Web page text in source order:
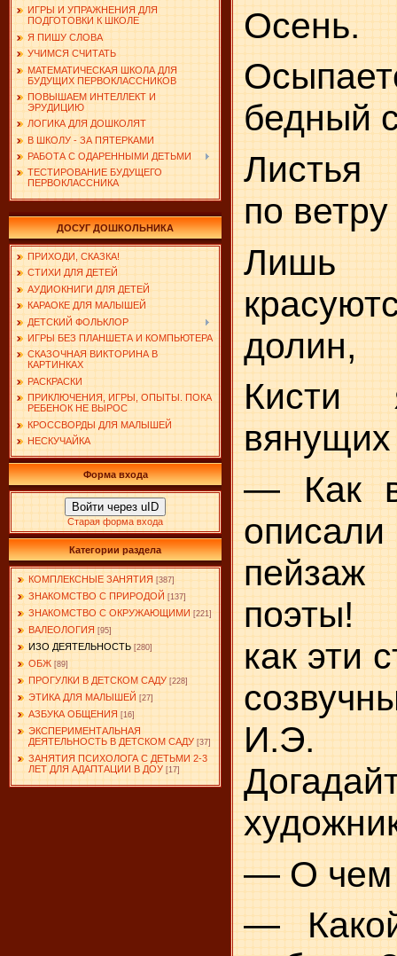
ИГРЫ И УПРАЖНЕНИЯ ДЛЯ
ПОДГОТОВКИ К ШКОЛЕ
Я ПИШУ СЛОВА
УЧИМСЯ СЧИТАТЬ
МАТЕМАТИЧЕСКАЯ ШКОЛА ДЛЯ
БУДУЩИХ ПЕРВОКЛАССНИКОВ
ПОВЫШАЕМ ИНТЕЛЛЕКТ И
ЭРУДИЦИЮ
ЛОГИКА ДЛЯ ДОШКОЛЯТ
В ШКОЛУ - ЗА ПЯТЕРКАМИ
РАБОТА С ОДАРЕННЫМИ ДЕТЬМИ
ТЕСТИРОВАНИЕ БУДУЩЕГО
ПЕРВОКЛАССНИКА
ДОСУГ ДОШКОЛЬНИКА
ПРИХОДИ, СКАЗКА!
СТИХИ ДЛЯ ДЕТЕЙ
АУДИОКНИГИ ДЛЯ ДЕТЕЙ
КАРАОКЕ ДЛЯ МАЛЫШЕЙ
ДЕТСКИЙ ФОЛЬКЛОР
ИГРЫ БЕЗ ПЛАНШЕТА И КОМПЬЮТЕРА
СКАЗОЧНАЯ ВИКТОРИНА В
КАРТИНКАХ
РАСКРАСКИ
ПРИКЛЮЧЕНИЯ, ИГРЫ, ОПЫТЫ. ПОКА
РЕБЕНОК НЕ ВЫРОС
КРОССВОРДЫ ДЛЯ МАЛЫШЕЙ
НЕСКУЧАЙКА
Форма входа
Войти через uID
Старая форма входа
Категории раздела
КОМПЛЕКСНЫЕ ЗАНЯТИЯ [387]
ЗНАКОМСТВО С ПРИРОДОЙ [137]
ЗНАКОМСТВО С ОКРУЖАЮЩИМИ [221]
ВАЛЕОЛОГИЯ [95]
ИЗО ДЕЯТЕЛЬНОСТЬ [280]
ОБЖ [89]
ПРОГУЛКИ В ДЕТСКОМ САДУ [228]
ЭТИКА ДЛЯ МАЛЫШЕЙ [27]
АЗБУКА ОБЩЕНИЯ [16]
ЭКСПЕРИМЕНТАЛЬНАЯ
ДЕЯТЕЛЬНОСТЬ В ДЕТСКОМ САДУ [37]
ЗАНЯТИЯ ПСИХОЛОГА С ДЕТЬМИ 2-3
ЛЕТ ДЛЯ АДАПТАЦИИ В ДОУ [17]
Осень.
бедный
Листья
по
долин,
Кисти
— Как
поэты!
как эти
И.Э.
— О чем
—